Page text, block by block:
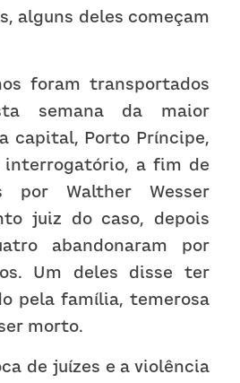
alguns deles começam
foram transportados
semana da maior
capital, Porto Príncipe,
interrogatório, a fim de
por Walther Wesser
juiz do caso, depois
abandonaram por
Um deles disse ter
pela família, temerosa
morto.
de juízes e a violência